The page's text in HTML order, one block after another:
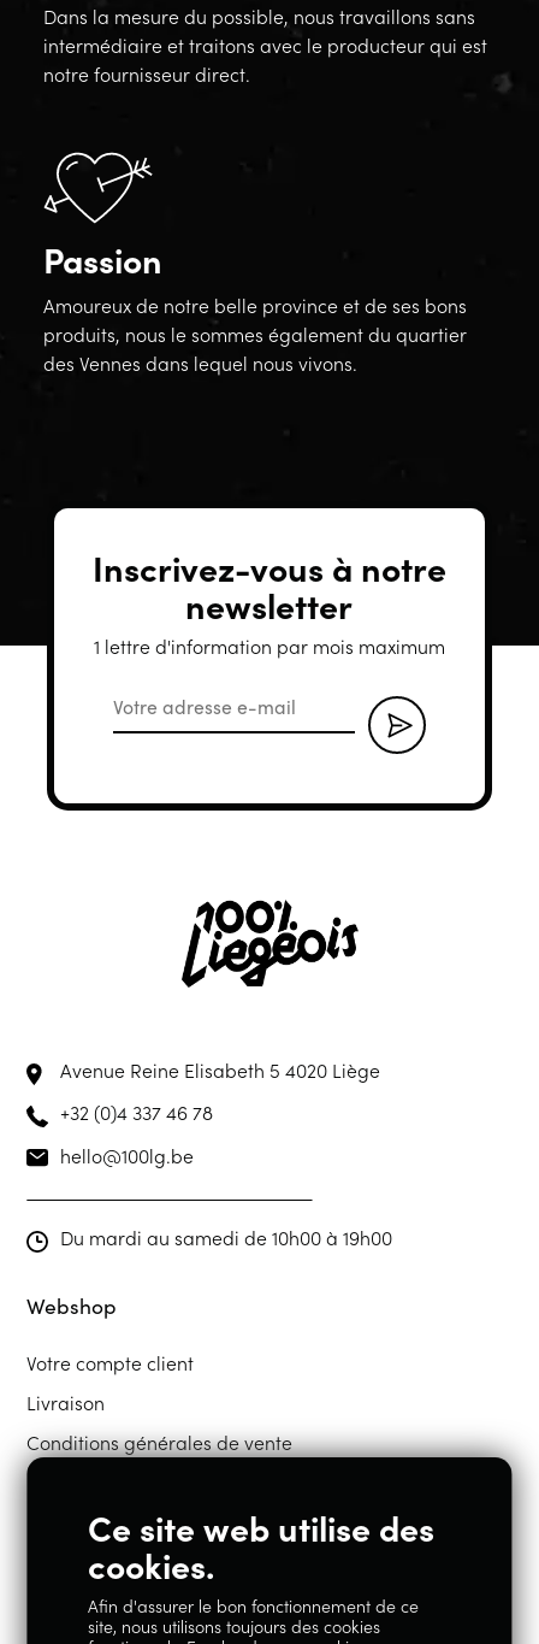
Dans la mesure du possible, nous travaillons sans
intermédiaire et traitons avec le producteur qui est
notre fournisseur direct.
Passion
Amoureux de notre belle province et de ses bons
produits, nous le sommes également du quartier
des Vennes dans lequel nous vivons.
Inscrivez-vous à notre
newsletter
1 lettre d'information par mois maximum
Avenue Reine Elisabeth 54020 Liège
+32 (0)4 337 46 78
hello@100lg.be
Du mardi au samedi de 10h00 à 19h00
Webshop
Votre compte client
Livraison
Conditions générales de vente
Restons en contact
Instagram Facebook
Ce site web utilise des
cookies.
Afin d'assurer le bon fonctionnement de ce
site, nous utilisons toujours des cookies